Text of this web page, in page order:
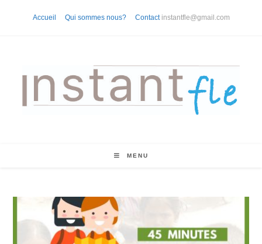
Accueil Qui sommes nous? Contact instantfle@gmail.com
MENU